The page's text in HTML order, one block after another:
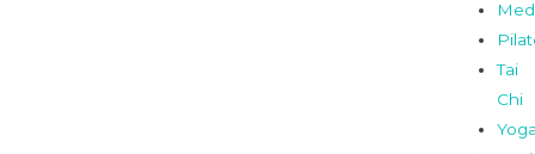
Tai
Chi